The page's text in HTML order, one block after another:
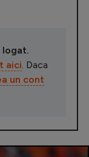
logat.
aici. Daca
un cont